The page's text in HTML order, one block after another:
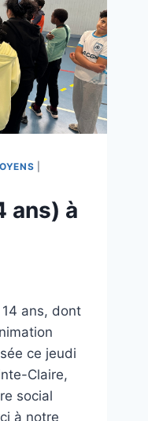
ans) à
ans, dont
ce jeudi
Claire,
social
à notre